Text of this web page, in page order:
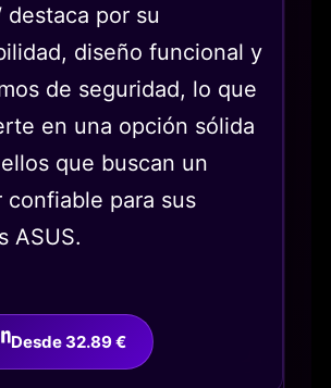
destaca por su
diseño funcional y
de seguridad, lo que
en una opción sólida
que buscan un
confiable para sus
ASUS.
Desde 32.89 €